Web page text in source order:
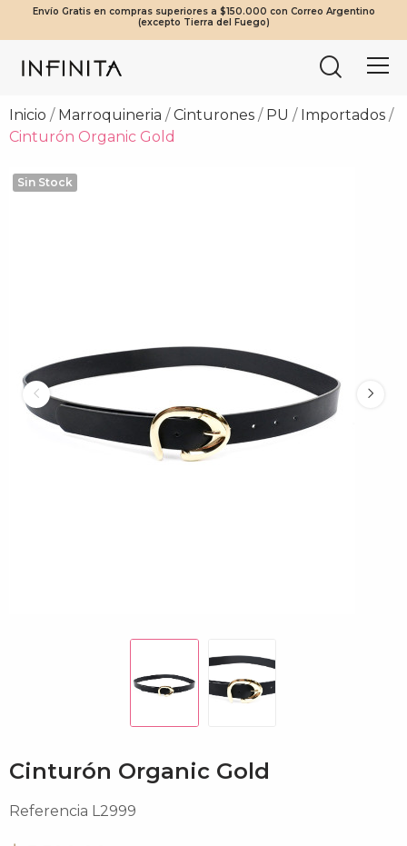
¡Beneficios Exclusivos! 20% OFF a partir de $2.000.000 | 10% OFF a
partir de $1.000.000
Envío Gratis en compras superiores a $150.000 con Correo Argentino
(excepto Tierra del Fuego)
Tierra del Fuego envíos solo en compras a partir de $200.000
vía Cruz del Sur.
Mínimo de compra web $80.000
Inicio Marroquineria Cinturones PU
Importados
Cinturón Organic Gold
Sin Stock
Cinturón Organic Gold
Referencia L2999